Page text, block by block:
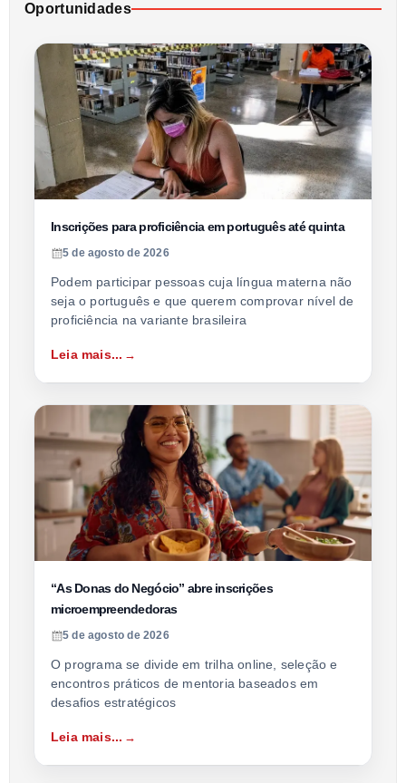
Oportunidades
Inscrições para proficiência em português até quinta
5 de agosto de 2026
Podem participar pessoas cuja língua materna não
seja o português e que querem comprovar nível de
proficiência na variante brasileira
Leia mais...
“As Donas do Negócio” abre inscrições
microempreendedoras
5 de agosto de 2026
O programa se divide em trilha online, seleção e
encontros práticos de mentoria baseados em
desafios estratégicos
Leia mais...